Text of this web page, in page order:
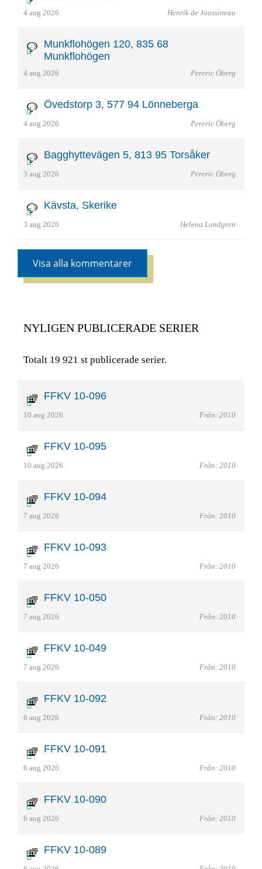
4 aug 2026 Henrik de Joussineau
Munkflohögen 120, 835 68
Munkflohögen
4 aug 2026 Pereric Öberg
Övedstorp 3, 577 94 Lönneberga
4 aug 2026 Pereric Öberg
Bagghyttevägen 5, 813 95 Torsåker
3 aug 2026 Pereric Öberg
Kävsta, Skerike
3 aug 2026 Helena Lundgren
Visa alla kommentarer
NYLIGEN PUBLICERADE SERIER
Totalt 19 921 st publicerade serier.
FFKV 10-096
10 aug 2026 Från: 2010
FFKV 10-095
10 aug 2026 Från: 2010
FFKV 10-094
7 aug 2026 Från: 2010
FFKV 10-093
7 aug 2026 Från: 2010
FFKV 10-050
7 aug 2026 Från: 2010
FFKV 10-049
7 aug 2026 Från: 2010
FFKV 10-092
6 aug 2026 Från: 2010
FFKV 10-091
6 aug 2026 Från: 2010
FFKV 10-090
6 aug 2026 Från: 2010
FFKV 10-089